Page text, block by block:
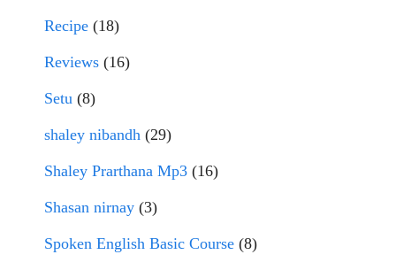
Recipe (18)
Reviews (16)
Setu (8)
shaley nibandh (29)
Shaley Prarthana Mp3 (16)
Shasan nirnay (3)
Spoken English Basic Course (8)